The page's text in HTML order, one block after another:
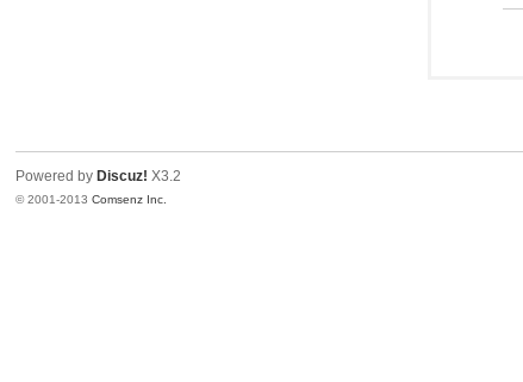
Powered by Discuz! X3.2
© 2001-2013Comsenz Inc.